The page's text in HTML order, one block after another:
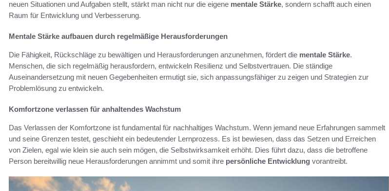
neuen Situationen und Aufgaben stellt, stärkt man nicht nur die eigene mentale Stärke, sondern schafft auch einen
Raum für Entwicklung und Verbesserung.
Mentale Stärke aufbauen durch regelmäßige Herausforderungen
Die Fähigkeit, Rückschläge zu bewältigen und Herausforderungen anzunehmen, fördert die mentale Stärke.
Menschen, die sich regelmäßig herausfordern, entwickeln Resilienz und Selbstvertrauen. Die ständige
Auseinandersetzung mit neuen Gegebenheiten ermutigt sie, sich anpassungsfähiger zu zeigen und Strategien zur
Problemlösung zu entwickeln.
Komfortzone verlassen für anhaltendes Wachstum
Das Verlassen der Komfortzone ist fundamental für nachhaltiges Wachstum. Wenn jemand neue Erfahrungen sammelt
und seine Grenzen testet, geschieht ein bedeutender Lernprozess. Es ist bewiesen, dass das Setzen und Erreichen
von Zielen, egal wie klein sie auch sein mögen, die Selbstwirksamkeit erhöht. Dies führt dazu, dass die betroffene
Person bereitwillig neue Herausforderungen annimmt und somit ihre persönliche Entwicklung vorantreibt.